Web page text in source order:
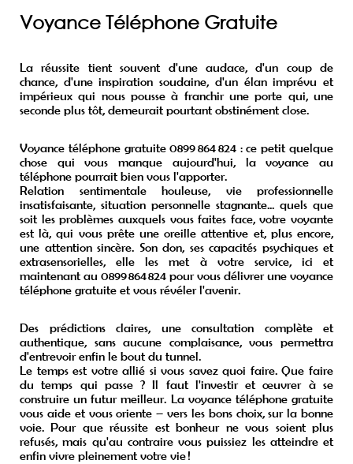
Voyance Téléphone Gratuite
La réussite tient souvent d'une audace, d'un coup de
chance, d'une inspiration soudaine, d'un élan imprévu et
impérieux qui nous pousse à franchir une porte qui, une
seconde plus tôt, demeurait pourtant obstinément close.
Voyance téléphone gratuite 0899 864 824 : ce petit quelque
chose qui vous manque aujourd'hui, la voyance au
téléphone pourrait bien vous l'apporter.
Relation sentimentale houleuse, vie professionnelle
insatisfaisante, situation personnelle stagnante... quels que
soit les problèmes auxquels vous faites face, votre voyante
est là, qui vous prête une oreille attentive et, plus encore,
une attention sincère. Son don, ses capacités psychiques et
extrasensorielles, elle les met à votre service, ici et
maintenant au 0899 864 824 pour vous délivrer une voyance
téléphone gratuite et vous révéler l'avenir.
Des prédictions claires, une consultation complète et
authentique, sans aucune complaisance, vous permettra
d'entrevoir enfin le bout du tunnel.
Le temps est votre allié si vous savez quoi faire. Que faire
du temps qui passe ? Il faut l'investir et œuvrer à se
construire un futur meilleur. La voyance téléphone gratuite
vous aide et vous oriente – vers les bons choix, sur la bonne
voie. Pour que réussite est bonheur ne vous soient plus
refusés, mais qu'au contraire vous puissiez les atteindre et
enfin vivre pleinement votre vie !